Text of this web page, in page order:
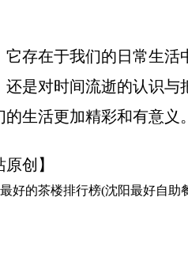
它存在于我们的日常生
还是对时间流逝的认识
生活更加精彩和有意义。
创】
好的茶楼排行榜(沈阳最好自助